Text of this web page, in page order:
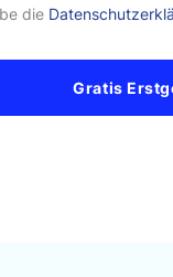
die
Gratis